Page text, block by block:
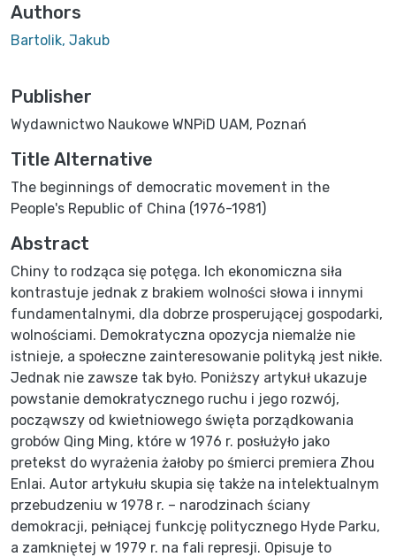
Authors
Bartolik, Jakub
Publisher
Wydawnictwo Naukowe WNPiD UAM, Poznań
Title Alternative
The beginnings of democratic movement in the
People's Republic of China (1976-1981)
Abstract
Chiny to rodząca się potęga. Ich ekonomiczna siła
kontrastuje jednak z brakiem wolności słowa i innymi
fundamentalnymi, dla dobrze prosperującej gospodarki,
wolnościami. Demokratyczna opozycja niemalże nie
istnieje, a społeczne zainteresowanie polityką jest nikłe.
Jednak nie zawsze tak było. Poniższy artykuł ukazuje
powstanie demokratycznego ruchu i jego rozwój,
począwszy od kwietniowego święta porządkowania
grobów Qing Ming, które w 1976 r. posłużyło jako
pretekst do wyrażenia żałoby po śmierci premiera Zhou
Enlai. Autor artykułu skupia się także na intelektualnym
przebudzeniu w 1978 r. – narodzinach ściany
demokracji, pełniącej funkcję politycznego Hyde Parku,
a zamkniętej w 1979 r. na fali represji. Opisuje to